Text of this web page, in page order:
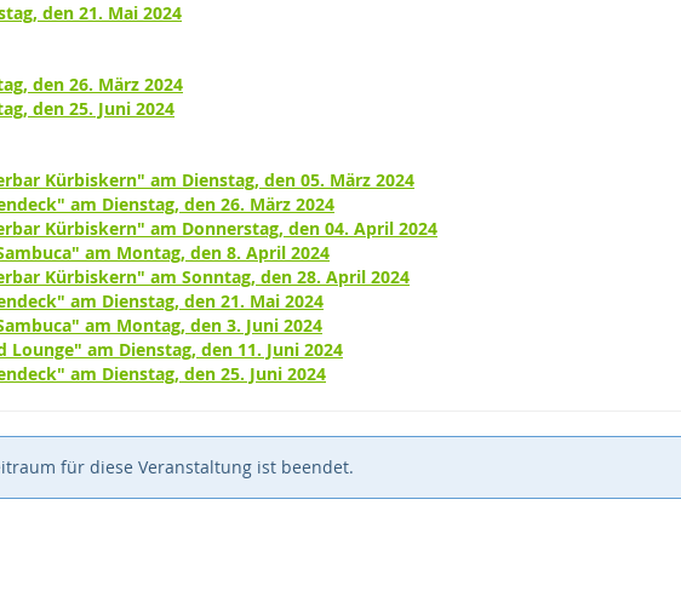
den 21. Mai 2024
den 26. März 2024
den 25. Juni 2024
Kürbiskern" am Dienstag, den 05. März 2024
am Dienstag, den 26. März 2024
Kürbiskern" am Donnerstag, den 04. April 2024
am Montag, den 8. April 2024
Kürbiskern" am Sonntag, den 28. April 2024
am Dienstag, den 21. Mai 2024
am Montag, den 3. Juni 2024
Lounge" am Dienstag, den 11. Juni 2024
am Dienstag, den 25. Juni 2024
für diese Veranstaltung ist beendet.